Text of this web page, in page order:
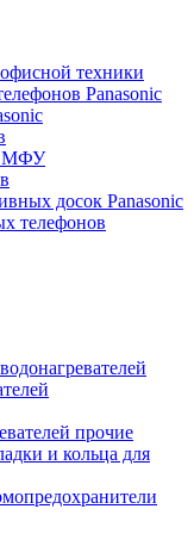
техники
Panasonic
МФУ
досок Panasonic
телефонов
прочие
и кольца для